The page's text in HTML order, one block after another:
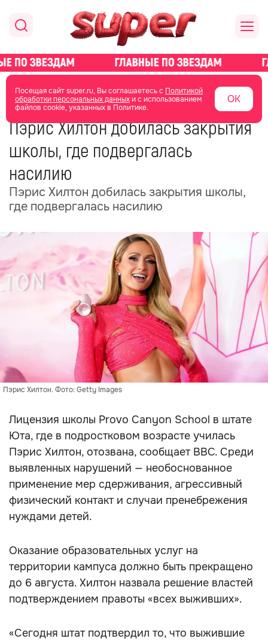
Посещая сайт super.ru, Вы соглашаетесь с Политикой
обработки персональных данныхи с использованием
файлов cookie, указанных в Политике.
ОК
главная новости о звездах новости
08 июля 17:27
Пэрис Хилтон добилась закрытия
школы, где подвергалась
насилию
Пэрис Хилтон добилась закрытия школы,
где подвергалась насилию
Пэрис Хилтон. Фото: Getty Images
Лицензия школы Provo Canyon School в штате
Юта, где в подростковом возрасте училась
Пэрис Хилтон, отозвана, сообщает BBC. Среди
выявленных нарушений — необоснованное
применение мер сдерживания, агрессивный
физический контакт и случаи пренебрежения
нуждами детей.
Оказание образовательных услуг на
территории кампуса должно быть прекращено
до 6 августа. Хилтон назвала решение властей
подтверждением правоты «всех выживших».
«Сегодня штат подтвердил то, что выжившие